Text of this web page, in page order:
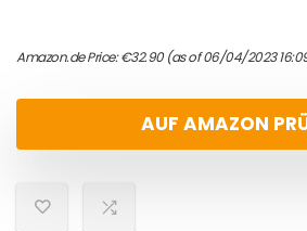
Amazon.de Price:€32.90(as of 06/04/2023
AUF AMAZON